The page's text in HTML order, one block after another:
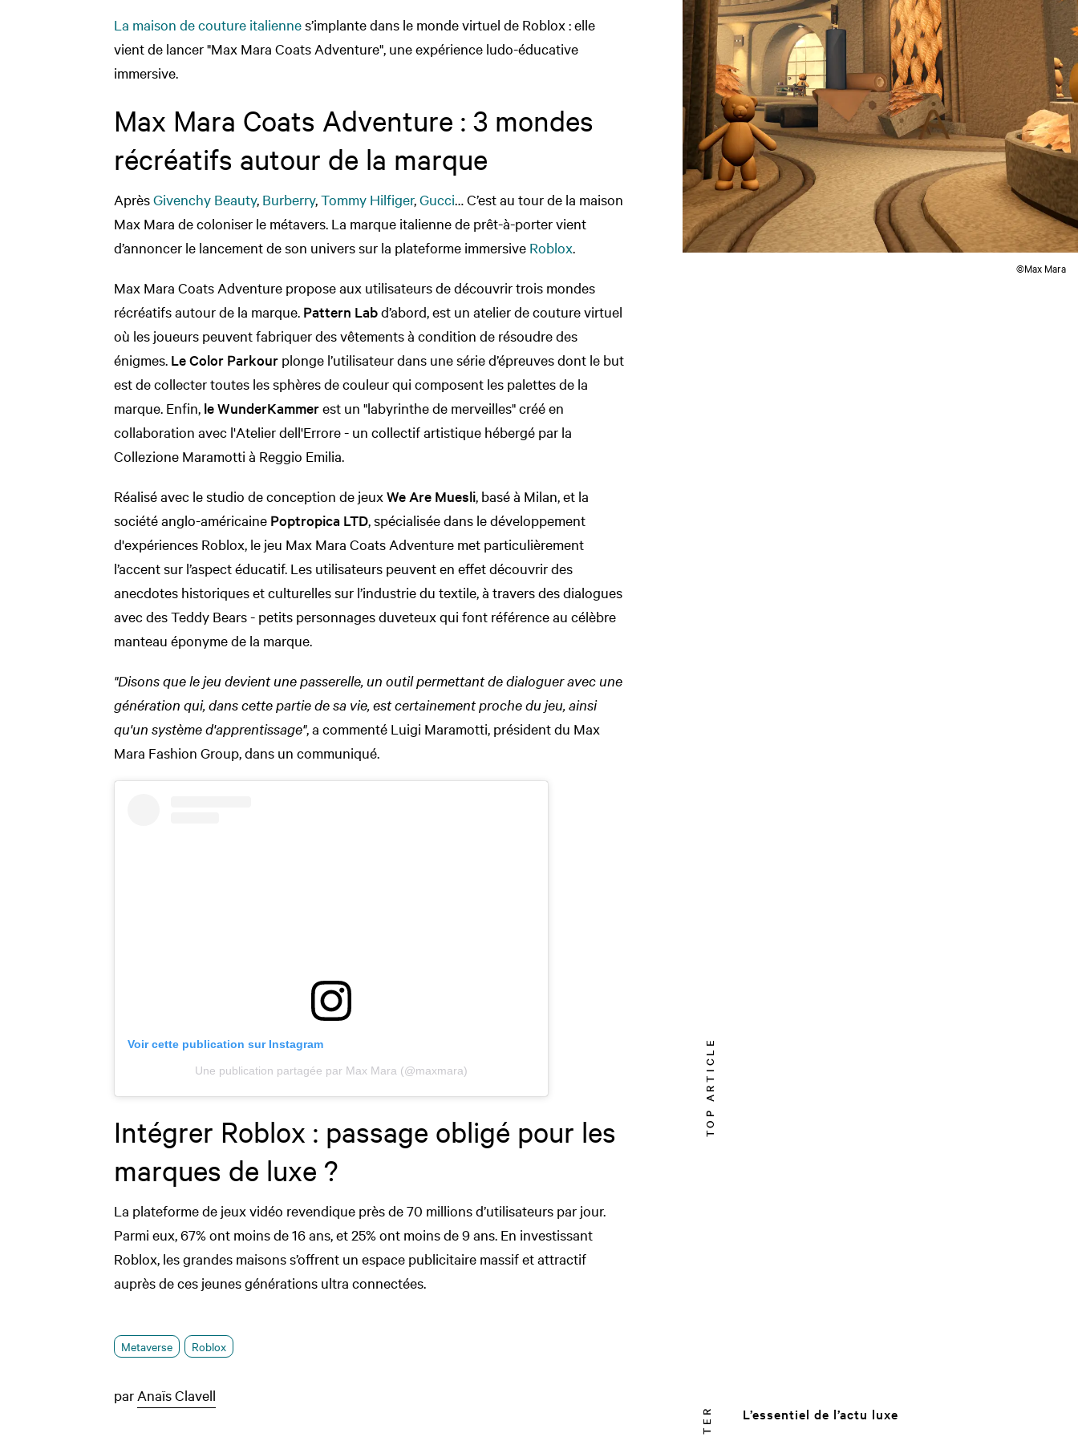
La maison de couture italiennes’implante dans le monde virtuel de Roblox : elle
vient de lancer "Max Mara Coats Adventure", une expérience ludo-éducative
immersive.
Max Mara Coats Adventure : 3 mondes
récréatifs autour de la marque
AprèsGivenchy Beauty, Burberry, Tommy Hilfiger, Gucci … C’est au tour de la maison
Max Mara de coloniser le métavers. La marque italienne de prêt-à-porter vient
d’annoncer le lancement de son univers sur la plateforme immersive Roblox
Max Mara Coats Adventure propose aux utilisateurs de découvrir trois mondes
récréatifs autour de la marque. Pattern Labd’abord, est un atelier de couture virtuel
où les joueurs peuvent fabriquer des vêtements à condition de résoudre des
énigmes. Le Color Parkour plonge l’utilisateur dans une série d’épreuves dont le but
est de collecter toutes les sphères de couleur qui composent les palettes de la
marque. Enfin, le WunderKammerest un "labyrinthe de merveilles" créé en
collaboration avec l'Atelier dell'Errore - un collectif artistique hébergé par la
Collezione Maramotti à Reggio Emilia.
Réalisé avec le studio de conception de jeuxWe Are Muesli , basé à Milan, et la
société anglo-américaine Poptropica LTD , spécialisée dans le développement
d'expériences Roblox, le jeu Max Mara Coats Adventure met particulièrement
l’accent sur l’aspect éducatif. Les utilisateurs peuvent en effet découvrir des
anecdotes historiques et culturelles sur l’industrie du textile, à travers des dialogues
avec des Teddy Bears - petits personnages duveteux qui font référence au célèbre
manteau éponyme de la marque.
"Disons que le jeu devient une passerelle, un outil permettant de dialoguer avec une
génération qui, dans cette partie de sa vie, est certainement proche du jeu, ainsi
qu'un système d'apprentissage", a commenté Luigi Maramotti, président du Max
Mara Fashion Group, dans un communiqué.
Voir cette publication sur Instagram
Une publication partagée par Max Mara (@maxmara)
Intégrer Roblox : passage obligé pour les
marques de luxe ?
La plateforme de jeux vidéo revendique près de 70 millions d’utilisateurs par jour.
Parmi eux, 67% ont moins de 16 ans, et 25% ont moins de 9 ans. En investissant
Roblox, les grandes maisons s’offrent un espace publicitaire massif et attractif
auprès de ces jeunes générations ultra connectées.
Metaverse Roblox
par Anaïs Clavell
©Max Mara
TOP ARTICLE
L’essentiel de l’actu luxe